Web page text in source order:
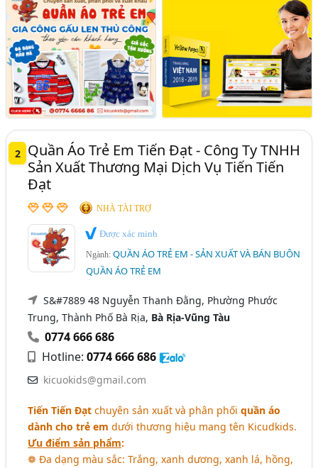
2
Quần Áo Trẻ Em Tiến Đạt - Công Ty TNHH
Sản Xuất Thương Mại Dịch Vụ Tiến Tiến
Đạt
NHÀ TÀI TRỢ
Được xác minh
Ngành:QUẦN ÁO TRẺ EM - SẢN XUẤT VÀ BÁN BUÔN
QUẦN ÁO TRẺ EM
S&#7889 48 Nguyễn Thanh Đằng, Phường Phước
Trung, Thành Phố Bà Rịa, Bà Rịa-Vũng Tàu
0774 666 686
Hotline:0774 666 686
kicuokids@gmail.com
Tiến Tiến Đạtchuyên sản xuất và phân phốiquần áo
dành cho trẻ em dưới thương hiệu mang tên Kicudkids.
Ưu điểm sản phẩm:
❁ Đa dạng màu sắc: Trắng, xanh dương, xanh lá, hồng,